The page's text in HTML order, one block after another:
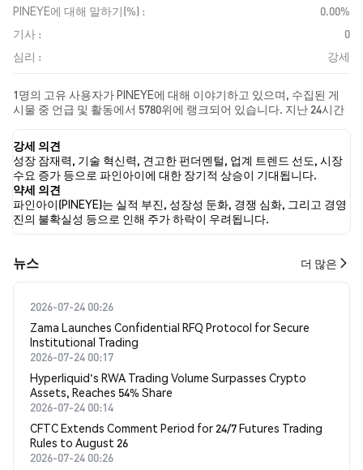
PINEYE에 대해 말하기(%) :
0.00%
기사 :
0
심리 :
강세
1명의 고유 사용자가 PINEYE에 대해 이야기하고 있으며, 수집된 게
시물 중 언급 및 활동에서 5780위에 랭크되어 있습니다. 지난 24시간
지막으로, PINEYE에 대한 뉴스 기사 0건이 게시되었습니다. 트위터
에서는 100.00%의 트윗이 강세 감정을, 0.00%의 트윗이 약세 감정을
보였습니다. 0.00%의 트윗은 PINEYE에 대해 중립적인 감정을 나타냈
습니다. 이 감정 분석은 1개의 트윗을 기반으로 합니다.
강세 의견
성장 잠재력, 기술 혁신력, 견고한 펀더멘털, 업계 트렌드 선도, 시장
수요 증가 등으로 파인아이에 대한 장기적 상승이 기대됩니다.
약세 의견
파인아이(PINEYE)는 실적 부진, 성장성 둔화, 경쟁 심화, 그리고 경영
진의 불확실성 등으로 인해 주가 하락이 우려됩니다.
뉴스 더 많은
2026-07-24 00:26
Zama Launches Confidential RFQ Protocol for Secure
Institutional Trading
2026-07-24 00:17
Hyperliquid's RWA Trading Volume Surpasses Crypto
Assets, Reaches 54% Share
2026-07-24 00:14
CFTC Extends Comment Period for 24/7 Futures Trading
Rules to August 26
2026-07-24 00:26